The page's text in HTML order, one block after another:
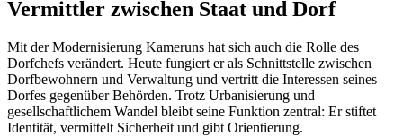
Vermittler zwischen Staat und Dorf
Mit der Modernisierung Kameruns hat sich auch die Rolle des
Dorfchefs verändert. Heute fungiert er als Schnittstelle zwischen
Dorfbewohnern und Verwaltung und vertritt die Interessen seines
Dorfes gegenüber Behörden. Trotz Urbanisierung und
gesellschaftlichem Wandel bleibt seine Funktion zentral: Er stiftet
Identität, vermittelt Sicherheit und gibt Orientierung.